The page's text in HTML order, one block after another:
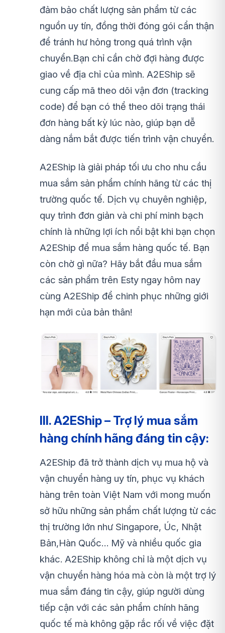
đảm bảo chất lượng sản phẩm từ các
nguồn uy tín, đồng thời đóng gói cẩn thận
để tránh hư hỏng trong quá trình vận
chuyển.Bạn chỉ cần chờ đợi hàng được
giao về địa chỉ của mình. A2EShip sẽ
cung cấp mã theo dõi vận đơn (tracking
code) để bạn có thể theo dõi trạng thái
đơn hàng bất kỳ lúc nào, giúp bạn dễ
dàng nắm bắt được tiến trình vận chuyển.
A2EShip là giải pháp tối ưu cho nhu cầu
mua sắm sản phẩm chính hãng từ các thị
trường quốc tế. Dịch vụ chuyên nghiệp,
quy trình đơn giản và chi phí minh bạch
chính là những lợi ích nổi bật khi bạn chọn
A2EShip để mua sắm hàng quốc tế. Bạn
còn chờ gì nữa? Hãy bắt đầu mua sắm
các sản phẩm trên Esty ngay hôm nay
cùng A2EShip để chinh phục những giới
hạn mới của bản thân!
III. A2EShip – Trợ lý mua sắm
hàng chính hãng đáng tin cậy:
A2EShip đã trở thành dịch vụ mua hộ và
vận chuyển hàng uy tín, phục vụ khách
hàng trên toàn Việt Nam với mong muốn
sở hữu những sản phẩm chất lượng từ các
thị trường lớn như Singapore, Úc, Nhật
Bản,Hàn Quốc… Mỹ và nhiều quốc gia
khác. A2EShip không chỉ là một dịch vụ
vận chuyển hàng hóa mà còn là một trợ lý
mua sắm đáng tin cậy, giúp người dùng
tiếp cận với các sản phẩm chính hãng
quốc tế mà không gặp rắc rối về việc đặt